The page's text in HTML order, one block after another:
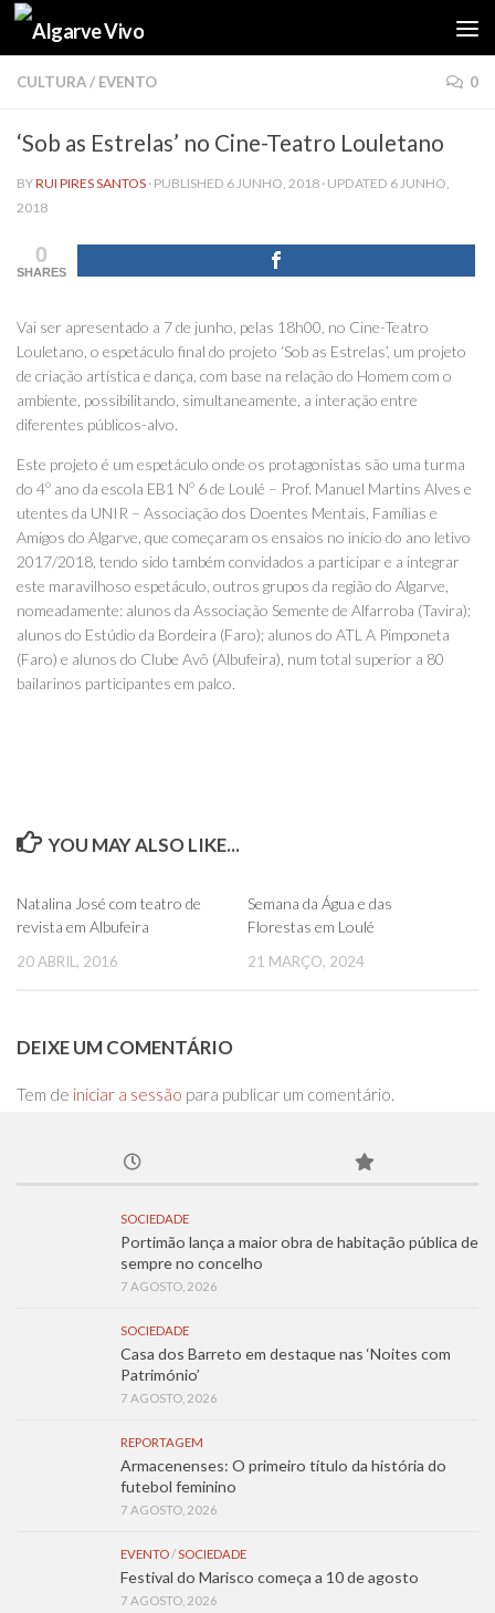
Skip to content
CULTURA/ EVENTO 0
‘Sob as Estrelas’ no Cine-Teatro Louletano
BYRUI PIRES SANTOS · PUBLISHED 6 JUNHO, 2018 · UPDATED 6 JUNHO,
2018
0
SHARES
Vai ser apresentado a 7 de junho, pelas 18h00, no Cine-Teatro
Louletano, o espetáculo final do projeto ‘Sob as Estrelas’, um projeto
de criação artística e dança, com base na relação do Homem com o
ambiente, possibilitando, simultaneamente, a interação entre
diferentes públicos-alvo.
Este projeto é um espetáculo onde os protagonistas são uma turma
do 4º ano da escola EB1 Nº 6 de Loulé – Prof. Manuel Martins Alves e
utentes da UNIR – Associação dos Doentes Mentais, Famílias e
Amigos do Algarve, que começaram os ensaios no início do ano letivo
2017/2018, tendo sido também convidados a participar e a integrar
este maravilhoso espetáculo, outros grupos da região do Algarve,
nomeadamente: alunos da Associação Semente de Alfarroba (Tavira);
alunos do Estúdio da Bordeira (Faro); alunos do ATL A Pimponeta
(Faro) e alunos do Clube Avô (Albufeira), num total superior a 80
bailarinos participantes em palco.
YOU MAY ALSO LIKE...
Natalina José com teatro de
revista em Albufeira
20 ABRIL, 2016
Semana da Água e das
Florestas em Loulé
21 MARÇO, 2024
DEIXE UM COMENTÁRIO
Tem de iniciar a sessão para publicar um comentário.
SOCIEDADE
Portimão lança a maior obra de habitação pública de
sempre no concelho
7 AGOSTO, 2026
SOCIEDADE
Casa dos Barreto em destaque nas ‘Noites com
Património’
7 AGOSTO, 2026
REPORTAGEM
Armacenenses: O primeiro título da história do
futebol feminino
7 AGOSTO, 2026
EVENTO/SOCIEDADE
Festival do Marisco começa a 10 de agosto
7 AGOSTO, 2026